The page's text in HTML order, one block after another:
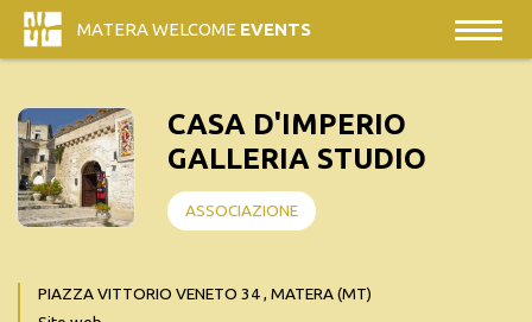
MATERA WELCOME EVENTS
CASA D'IMPERIO
GALLERIA STUDIO
ASSOCIAZIONE
PIAZZA VITTORIO VENETO 34 , MATERA (MT)